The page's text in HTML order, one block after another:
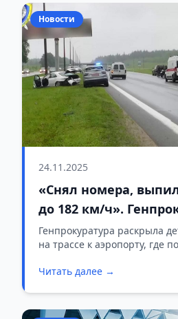
Новости
24.11.2025
«Снял номера,
до 182 км/ч».
направила в суд
семьи из России
Генпрокуратура раскрыла
на трассе к аэропорту, где
Читать далее →